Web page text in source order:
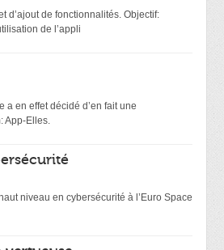
d’ajout de fonctionnalités. Objectif:
de l’appli
en effet décidé d’en fait une
App-Elles.
niveau en cybersécurité à l’Euro Space